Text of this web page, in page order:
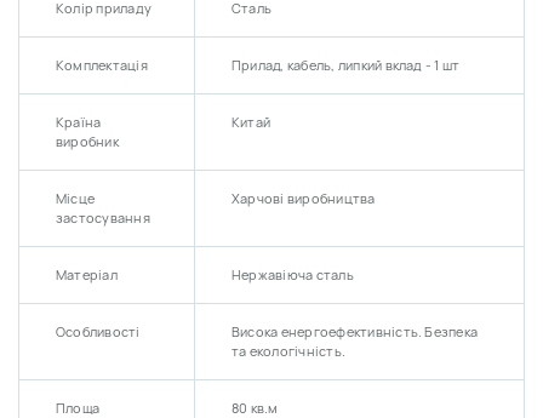
Колір приладу Сталь
Комплектація Прилад, кабель, липкий вклад - 1 шт
Країна
виробник
Китай
Місце
застосування
Харчові виробництва
Матеріал Нержавіюча сталь
Особливості
Висока енергоефективність. Безпека
та екологічність.
Площа 80 кв.м